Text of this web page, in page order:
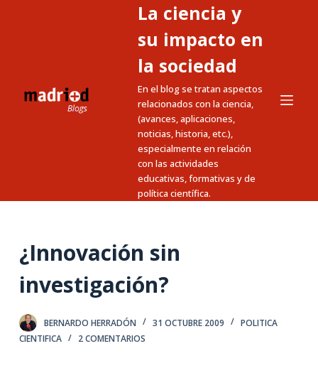
n
n
La ciencia y
su impacto en
la sociedad
En el blog se tratan aspectos
relacionados con la ciencia,
(avances, aplicaciones,
noticias, historia, etc.),
especialmente en relación
con las actividades
educativas, formativas y de
política científica.
¿Innovación sin
investigación?
BERNARDO HERRADÓN 31 OCTUBRE 2009
POLITICA
CIENTIFICA
2 COMENTARIOS